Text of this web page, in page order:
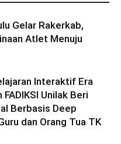
Gelar Rakerkab,
Atlet Menuju
Interaktif Era
Unilak Beri
Berbasis Deep
dan Orang Tua TK